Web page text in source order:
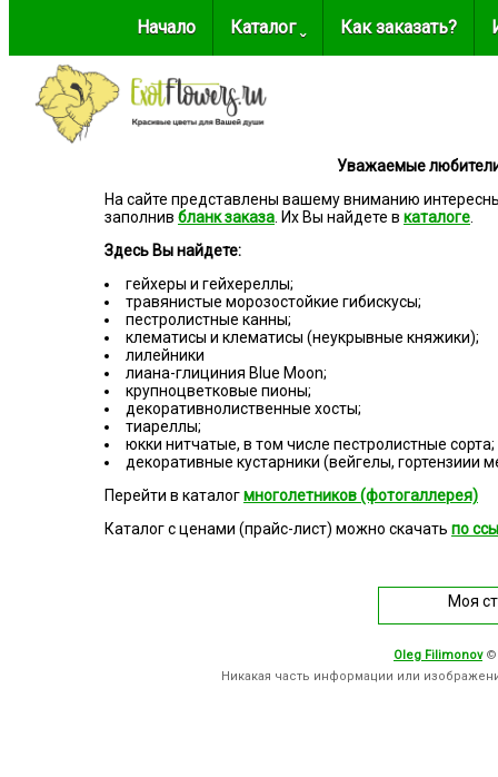
Начало Каталог ˬ Как заказать?
Уважаемые
На сайте представлены вашему вниманию
заполнив бланк заказа . Их Вы найдете в каталоге
Здесь Вы найдете:
гейхеры и гейхереллы;
травянистые морозостойкие гибискусы;
пестролистные канны;
клематисы и клематисы (неукрывные княжики);
лилейники
лиана-глициния Blue Moon;
крупноцветковые пионы;
декоративнолиственные хосты;
тиареллы;
юкки нитчатые, в том числе пестролистные сорта;
декоративные кустарники (вейгелы, гортензиии
Перейти в каталогмноголетников (фотогаллерея)
Каталог с ценами (прайс-лист) можно скачать по
Моя
Oleg Filimonov ©
Никакая часть информации или